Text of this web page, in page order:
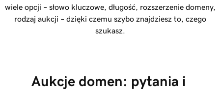
wiele opcji – słowo kluczowe, długość, rozszerzenie domeny,
rodzaj aukcji – dzięki czemu szybo znajdziesz to, czego
szukasz.
Aukcje domen: pytania i